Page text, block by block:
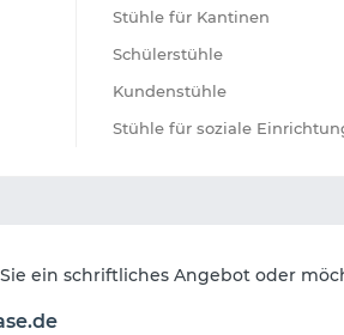
Stühle für Kantinen
Schülerstühle
Kundenstühle
Stühle für soziale
ein schriftliches Angebot oder